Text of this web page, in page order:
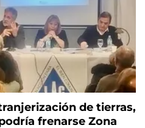
de tierras,
frenarse Zona